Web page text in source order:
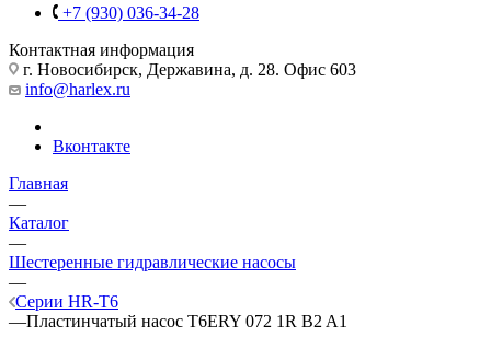
+7 (930) 036-34-28
Контактная информация
г. Новосибирск, Державина, д. 28. Офис 603
info@harlex.ru
Вконтакте
Главная
—
Каталог
—
Шестеренные гидравлические насосы
—
Серии HR-T6
—Пластинчатый насос T6ERY 072 1R B2 A1